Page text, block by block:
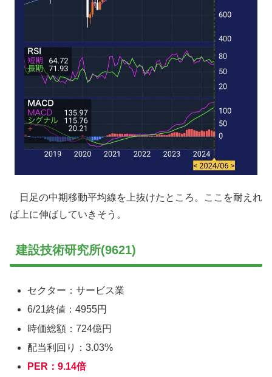
日足の中期移動平均線を上抜けたところ。ここを耐えれ
ば上に伸ばしていきそう。
建設技術研究所(9621)
セクター：サービス業
6/21終値：4955円
時価総額：724億円
配当利回り：3.03%
PER：9.14倍